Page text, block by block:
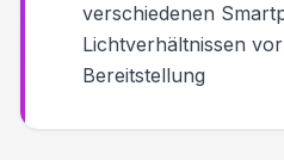
verschiedenen
Lichtverhältnissen
Bereitstellung